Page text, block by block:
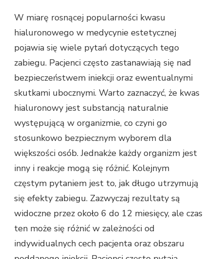
W miarę rosnącej popularności kwasu
hialuronowego w medycynie estetycznej
pojawia się wiele pytań dotyczących tego
zabiegu. Pacjenci często zastanawiają się nad
bezpieczeństwem iniekcji oraz ewentualnymi
skutkami ubocznymi. Warto zaznaczyć, że kwas
hialuronowy jest substancją naturalnie
występującą w organizmie, co czyni go
stosunkowo bezpiecznym wyborem dla
większości osób. Jednakże każdy organizm jest
inny i reakcje mogą się różnić. Kolejnym
częstym pytaniem jest to, jak długo utrzymują
się efekty zabiegu. Zazwyczaj rezultaty są
widoczne przez około 6 do 12 miesięcy, ale czas
ten może się różnić w zależności od
indywidualnych cech pacjenta oraz obszaru